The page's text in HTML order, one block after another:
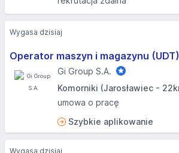
Operator maszyn i magazynu (UDT)
Gi Group S.A.
Komorniki (Jarosławiec -
umowa o pracę
Szybkie aplikowanie
Wygasa dzisiaj
Wygasa dzisiaj